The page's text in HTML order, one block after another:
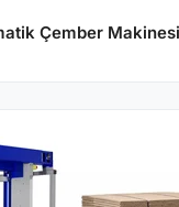
Çember Makinesi